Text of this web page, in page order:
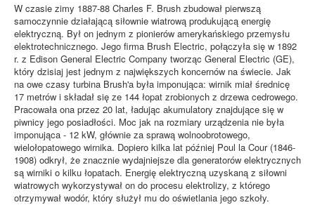
W czasie zimy 1887-88 Charles F. Brush zbudował pierwszą
samoczynnie działającą siłownie wiatrową produkującą energię
elektryczną. Był on jednym z pionierów amerykańskiego przemysłu
elektrotechnicznego. Jego firma Brush Electric, połączyła się w 1892
r. z Edison General Electric Company tworząc General Electric (GE),
który dzisiaj jest jednym z największych koncernów na świecie. Jak
na owe czasy turbina Brush'a była imponująca: wirnik miał średnicę
17 metrów i składał się ze 144 łopat zrobionych z drzewa cedrowego.
Pracowała ona przez 20 lat, ładując akumulatory znajdujące się w
piwnicy jego posiadłości. Moc jak na rozmiary urządzenia nie była
imponująca - 12 kW, głównie za sprawą wolnoobrotowego,
wielołopatowego wirnika. Dopiero kilka lat później Poul la Cour (1846-
1908) odkrył, że znacznie wydajniejsze dla generatorów elektrycznych
są wirniki o kilku łopatach. Energię elektryczną uzyskaną z siłowni
wiatrowych wykorzystywał on do procesu elektrolizy, z którego
otrzymywał wodór, który służył mu do oświetlania jego szkoły.